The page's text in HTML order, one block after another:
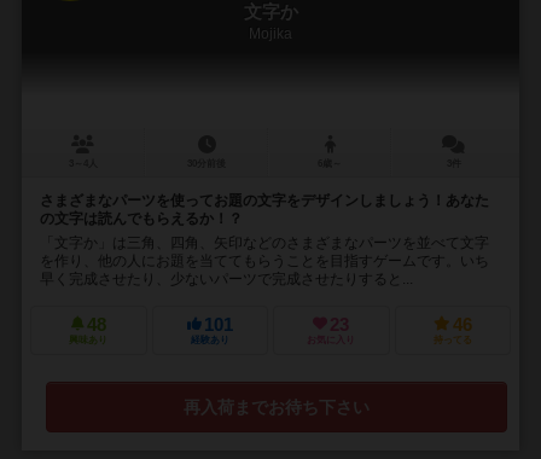
文字か
Mojika
さまざまなパーツを使ってお題の文字をデザインしましょう！あなた
の文字は読んでもらえるか！？
「文字か」は三角、四角、矢印などのさまざまなパーツを並べて文字
を作り、他の人にお題を当ててもらうことを目指すゲームです。いち
早く完成させたり、少ないパーツで完成させたりすると...
48
興味あり
101
経験あり
23
お気に入り
46
持ってる
再入荷までお待ち下さい